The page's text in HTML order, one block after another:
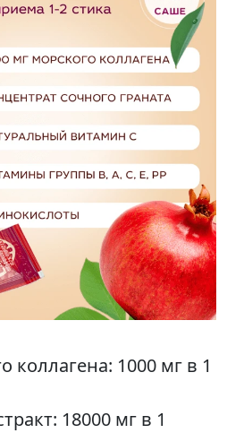
коллагена: 1000 мг в 1
18000 мг в 1